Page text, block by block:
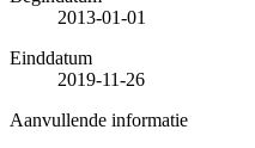
2013-01-01
Einddatum
2019-11-26
Aanvullende informatie